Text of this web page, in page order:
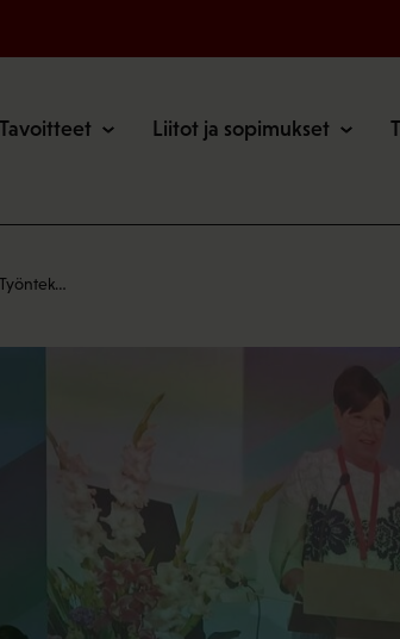
Tavoitteet Liitot ja sopimukset